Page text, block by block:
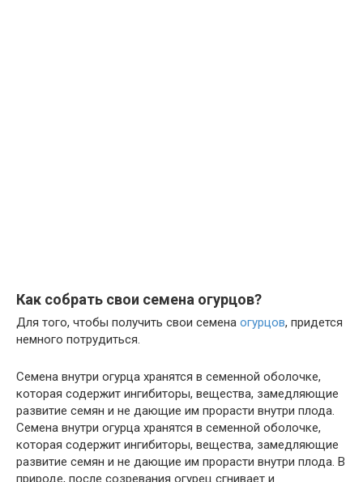
Как собрать свои семена огурцов?
Для того, чтобы получить свои семена огурцов, придется
немного потрудиться.
Семена внутри огурца хранятся в семенной оболочке,
которая содержит ингибиторы, вещества, замедляющие
развитие семян и не дающие им прорасти внутри плода.
Семена внутри огурца хранятся в семенной оболочке,
которая содержит ингибиторы, вещества, замедляющие
развитие семян и не дающие им прорасти внутри плода. В
природе, после созревания огурец сгнивает и